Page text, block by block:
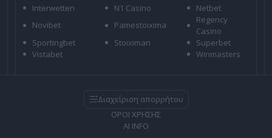
Interwetten
N1 Casino
Netbet
Novibet
Pamestoixima
Regency
Casino
Sportingbet
Stoiximan
Superbet
Vistabet
Winmasters
Διαχείριση απορρήτου
ΟΡΟΙ ΧΡΗΣΗΣ
AI INFO